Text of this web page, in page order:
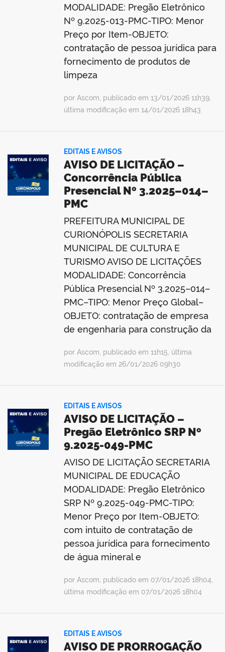
MODALIDADE: Pregão Eletrônico
Nº 9.2025-013-PMC-TIPO: Menor
Preço por Item-OBJETO:
contratação de pessoa jurídica para
fornecimento de produtos de
limpeza
por Ascom, publicado em 13/01/2026 11h39,
última modificação em 14/01/2026 18h43
EDITAIS E AVISOS
AVISO DE LICITAÇÃO –
Concorrência Pública
Presencial Nº 3.2025–014–
PMC
PREFEITURA MUNICIPAL DE
CURIONÓPOLIS SECRETARIA
MUNICIPAL DE CULTURA E
TURISMO AVISO DE LICITAÇÕES
MODALIDADE: Concorrência
Pública Presencial Nº 3.2025–014–
PMC–TIPO: Menor Preço Global–
OBJETO: contratação de empresa
de engenharia para construção da
por Ascom, publicado em 11h15, última
modificação em 26/01/2026 09h30
EDITAIS E AVISOS
AVISO DE LICITAÇÃO –
Pregão Eletrônico SRP Nº
9.2025-049-PMC
AVISO DE LICITAÇÃO SECRETARIA
MUNICIPAL DE EDUCAÇÃO
MODALIDADE: Pregão Eletrônico
SRP Nº 9.2025-049-PMC-TIPO:
Menor Preço por Item-OBJETO:
com intuito de contratação de
pessoa jurídica para fornecimento
de água mineral e
por Ascom, publicado em 07/01/2026 18h04,
última modificação em 07/01/2026 18h04
EDITAIS E AVISOS
AVISO DE PRORROGAÇÃO